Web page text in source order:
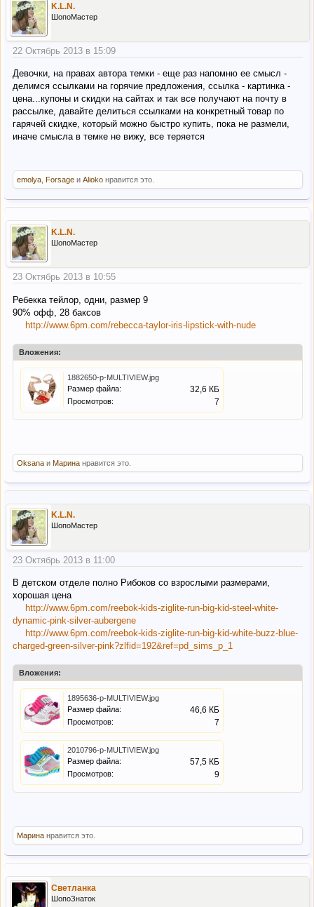
K.L.N.
ШопоМастер
22 Октябрь 2013 в 15:09
Девочки, на правах автора темки - еще раз напомню ее смысл -
делимся ссылками на горячие предложения, ссылка - картинка -
цена...купоны и скидки на сайтах и так все получают на почту в
рассылке, давайте делиться ссылками на конкретный товар по
гарячей скидке, который можно быстро купить, пока не размели,
иначе смысла в темке не вижу, все теряется
emolya Forsage и Alioko нравится это.
K.L.N.
ШопоМастер
23 Октябрь 2013 в 10:55
Ребекка тейлор, одни, размер 9
90% офф, 28 баксов
http://www.6pm.com/rebecca-taylor-iris-lipstick-with-nude
Вложения:
1882650-p-MULTIVIEW.jpg
Размер файла:
32,6 КБ
Просмотров: 7
Oksana и Марина нравится это.
K.L.N.
ШопоМастер
23 Октябрь 2013 в 11:00
В детском отделе полно Рибоков со взрослыми размерами,
хорошая цена
http://www.6pm.com/reebok-kids-ziglite-run-big-kid-steel-white-
dynamic-pink-silver-aubergene
http://www.6pm.com/reebok-kids-ziglite-run-big-kid-white-buzz-blue-
charged-green-silver-pink?zlfid=192&ref=pd_sims_p_1
Вложения:
1895636-p-MULTIVIEW.jpg
Размер файла:
46,6 КБ
Просмотров: 7
2010796-p-MULTIVIEW.jpg
Размер файла:
57,5 КБ
Просмотров: 9
Марина нравится это.
Светланка
ШопоЗнаток